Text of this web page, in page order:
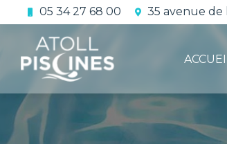
au
contenu
principal
05 34 27 68 00 35 avenue de